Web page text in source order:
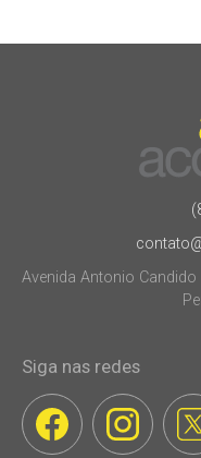
Avenida Antonio
Siga nas redes